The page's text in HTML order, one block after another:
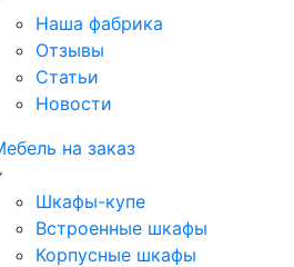
Наша фабрика
Отзывы
Статьи
Новости
на заказ
Шкафы-купе
Встроенные шкафы
Корпусные шкафы